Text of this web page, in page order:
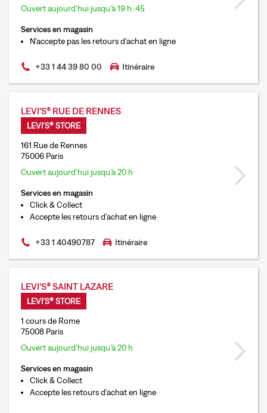
Ouvert aujourd’hui jusqu’à 19 h :45
Services en magasin
N'accepte pas les retours d'achat en ligne
+33 1 44 39 80 00 Itinéraire
LEVI'S® RUE DE RENNES
LEVI'S® STORE
161 Rue de Rennes
75006 Paris
Ouvert aujourd’hui jusqu’à 20 h
Services en magasin
Click & Collect
Accepte les retours d'achat en ligne
+33 1 40490787 Itinéraire
LEVI'S® SAINT LAZARE
LEVI'S® STORE
1 cours de Rome
75008 Paris
Ouvert aujourd’hui jusqu’à 20 h
Services en magasin
Click & Collect
Accepte les retours d'achat en ligne